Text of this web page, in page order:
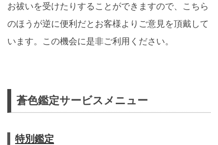
お祓いを受けたりすることができますので、こちら
のほうが逆に便利だとお客様よりご意見を頂戴して
います。この機会に是非ご利用ください。
蒼色鑑定サービスメニュー
特別鑑定